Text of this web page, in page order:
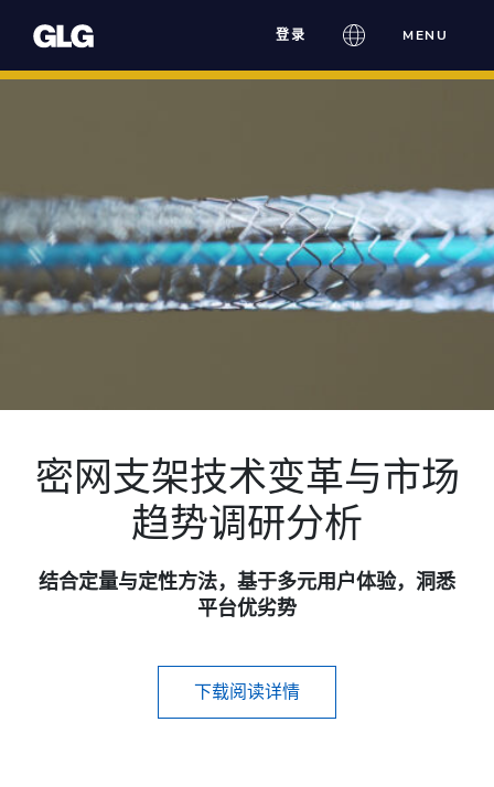
content
登录 MENU
密网支架技术变革与市场
趋势调研分析
结合定量与定性方法，基于多元用户体验，洞悉
平台优劣势
下载阅读详情